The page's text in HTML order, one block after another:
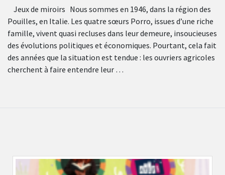
Jeux de miroirs Nous sommes en 1946, dans la région des
Pouilles, en Italie. Les quatre sœurs Porro, issues d’une riche
famille, vivent quasi recluses dans leur demeure, insoucieuses
des évolutions politiques et économiques. Pourtant, cela fait
des années que la situation est tendue : les ouvriers agricoles
cherchent à faire entendre leur …